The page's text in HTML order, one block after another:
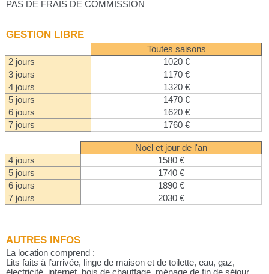
PAS DE FRAIS DE COMMISSION
GESTION LIBRE
Toutes saisons
2 jours
1020 €
3 jours
1170 €
4 jours
1320 €
5 jours
1470 €
6 jours
1620 €
7 jours
1760 €
Noël et jour de l'an
4 jours
1580 €
5 jours
1740 €
6 jours
1890 €
7 jours
2030 €
AUTRES INFOS
La location comprend :
Lits faits à l’arrivée, linge de maison et de toilette, eau, gaz,
électricité, internet, bois de chauffage, ménage de fin de séjour…